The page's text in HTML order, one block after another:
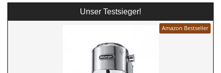
Unser Testsieger!
Amazon Bestseller